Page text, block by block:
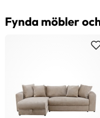
Fynda möbler